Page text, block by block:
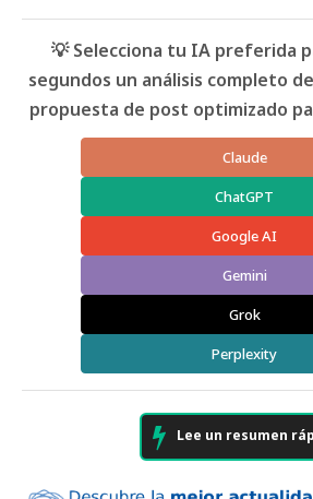
💡 Selecciona tu IA preferida
segundos un análisis completo
propuesta de post optimizado
Claude
ChatGPT
Google AI
Gemini
Grok
Perplexity
Lee un resumen